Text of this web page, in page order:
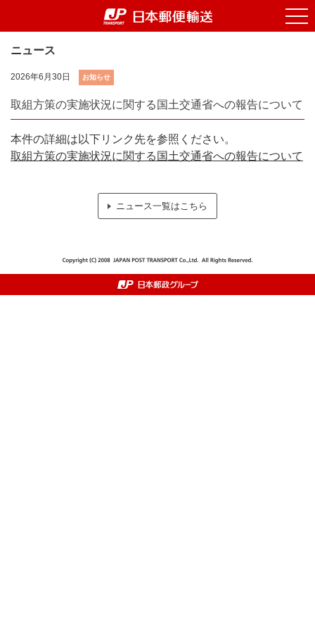
サービス内容
環境対策
採用情報
ニュース一覧 お問い合わせ
ニュース
2026年6月30日 お知らせ
取組方策の実施状況に関する国土交通省への報告について
本件の詳細は以下リンク先を参照ください。
取組方策の実施状況に関する国土交通省への報告について
ニュース一覧はこちら